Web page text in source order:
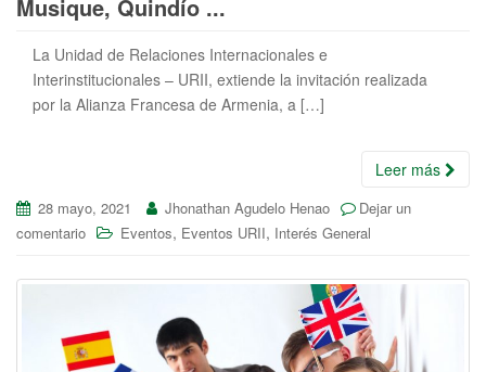
Musique, Quindío ...
La Unidad de Relaciones Internacionales e
Interinstitucionales – URII, extiende la invitación realizada
por la Alianza Francesa de Armenia, a […]
Leer más
28 mayo, 2021 Jhonathan Agudelo Henao
Dejar un
comentario
Eventos, Eventos URII, Interés General